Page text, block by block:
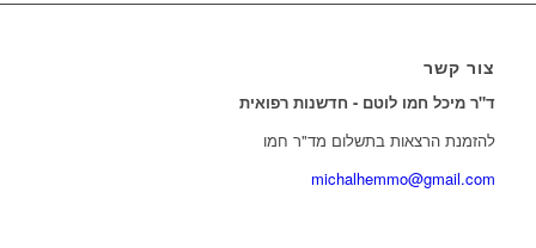
צור קשר
ד"ר מיכל חמו לוטם - חדשנות רפואית
להזמנת הרצאות בתשלום מד"ר חמו
michalhemmo@gmail.com